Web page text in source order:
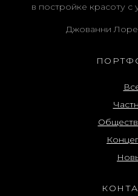
в постройке красоту с
Джованни